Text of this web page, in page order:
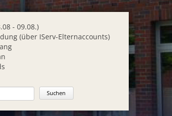
- 09.08.)
(über IServ-Elternaccounts)